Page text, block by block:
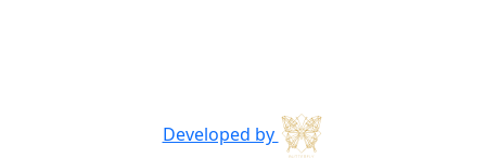
Developed by